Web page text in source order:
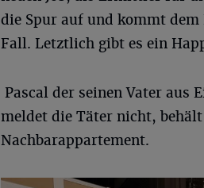
die Spur auf und kommt
Fall. Letztlich gibt es ein
Pascal der seinen Vater aus
meldet die Täter nicht,
Nachbarappartement.